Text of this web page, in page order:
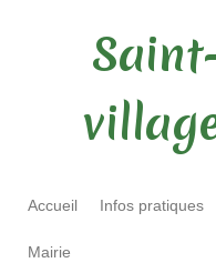
Accueil Infos pratiques
Mairie